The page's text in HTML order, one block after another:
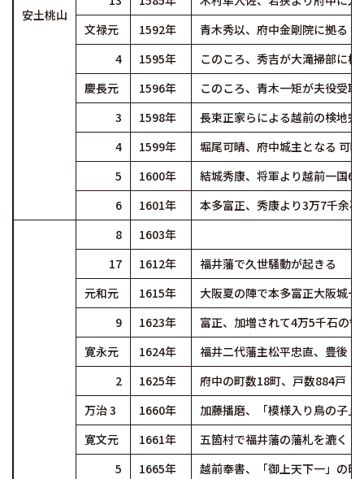
安土桃山
文禄元
1592年
青木秀以、府中金剛院に拠る
4
1595年
このころ、秀吉が大滝掃部に
慶長元
1596年
このころ、青木一矩が夫役受
3
1598年
長束正家らによる越前の検地完
4
1599年
堀尾可晴、府中城主となる 可
5
1600年
結城秀康、将軍より越前一国
6
1601年 本多富正、秀康より3万7千余
8
1603年
17
1612年
福井藩で久世騒動が起きる
元和元
1615年
大阪夏の陣で本多富正大阪城
9
1623年
富正、加増されて4万5千石の
寛永元
1624年
福井二代藩主松平忠直、豊後
2
1625年
府中の町数18町、戸数884戸
万治 3
1660年
加藤播磨、「模様入り鳥の子」
寛文元
1661年
五箇村で福井藩の藩札を漉く
5
1665年
越前奉書、「御上天下一」の印